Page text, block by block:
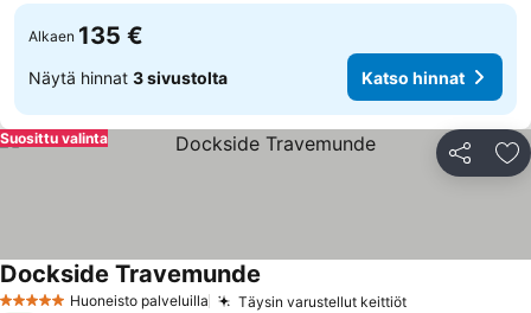
Alkaen 135 €
Näytä hinnat 3 sivustolta Katso hinnat
Jaa
Suosittu valinta
5 TähtiluokitusHuoneisto palveluilla Täysin varustellut keittiöt
Dockside Travemunde